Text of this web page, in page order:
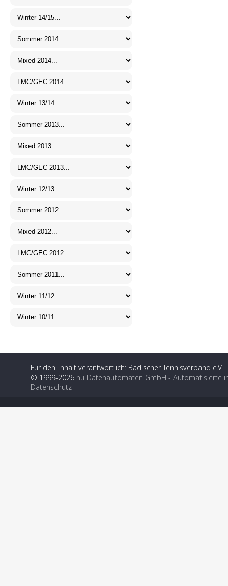
Für den Inhalt verantwortlich: Badischer Tennisverband e.V.
© 1999-2026 nu Datenautomaten GmbH - Automatisierte
Datenschutz